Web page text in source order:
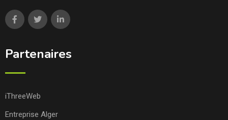
Partenaires
iThreeWeb
Entreprise Alger